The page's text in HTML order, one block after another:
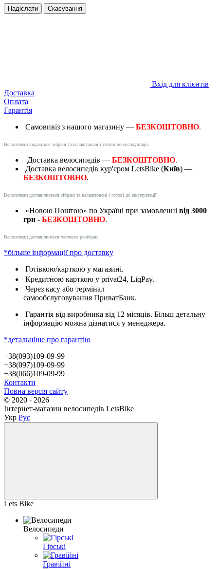
Надіслати Скасування
Вхід для клієнтів
Доставка
Оплата
Гарантія
Самовивіз з нашого магазину — БЕЗКОШТОВНО.
Велосипеди видаються зібрані та налаштовані і готові до експлуатації.
Доставка велосипедів — БЕЗКОШТОВНО.
Доставка велосипедів кур'єром LetsBike (Київ) —
БЕЗКОШТОВНО.
Велосипеди доставляються зібрані та налаштовані і готові до експлуатації
«Новою Поштою» по Україні при замовленні від 3000
грн - БЕЗКОШТОВНО.
Велосипеди доставляються частково розібрані
*більше інформації про доставку
Готівкою/карткою у магазині.
Кредитною карткою у privat24, LiqPay.
Через касу або термінал
самообслуговування ПриватБанк.
Гарантія від виробника від 12 місяців. Більш детальну
інформацію можна дізнатися у менеджера.
*детальніше про гарантію
+38(093)109-09-99
+38(097)109-09-99
+38(066)109-09-99
Контакти
Повна версія сайту
© 2020 - 2026
Інтернет-магазин велосипедів LetsBike
Укр Рус
Lets Bike
Велосипеди
Гірські
Гравійні